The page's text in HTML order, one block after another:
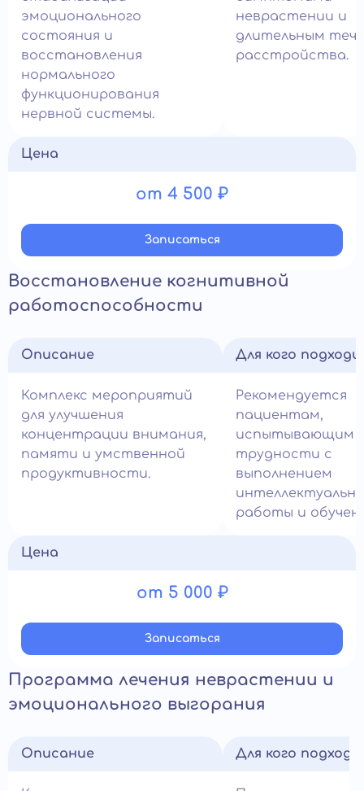
эмоционального
состояния и
восстановления
нормального
функционирования
нервной системы.
неврастении и
длительным
расстройства.
Цена
от 4 500 ₽
Записатьcя
Восстановление когнитивной
работоспособности
Описание
Комплекс мероприятий
для улучшения
концентрации внимания,
памяти и умственной
продуктивности.
Для кого
Рекомендуется
пациентам,
испытывающим
трудности с
выполнением
работы и
Цена
от 5 000 ₽
Записатьcя
Программа лечения неврастении и
эмоционального выгорания
Описание Для кого